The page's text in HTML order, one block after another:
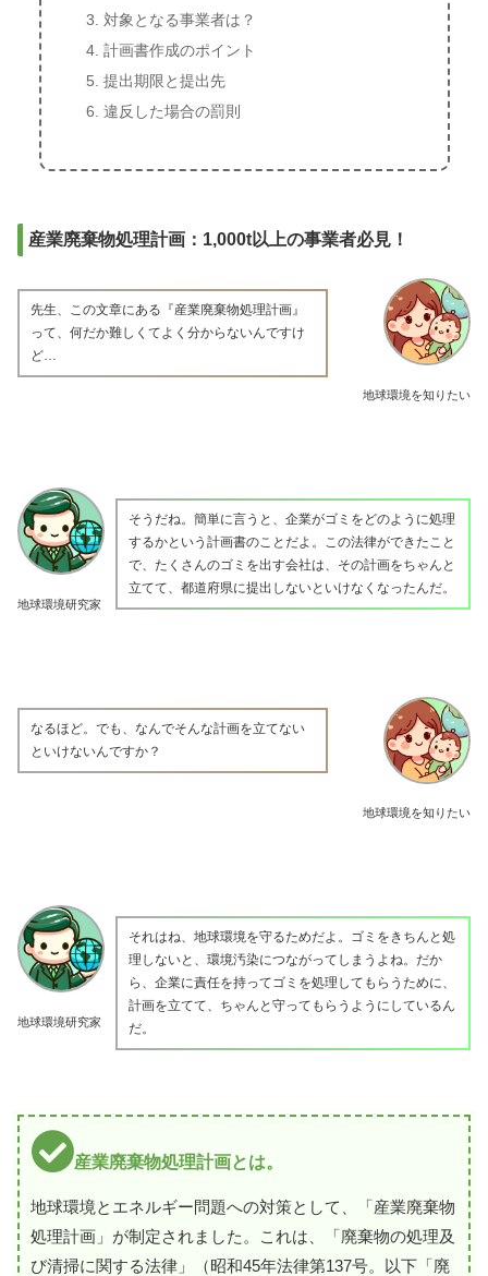
対象となる事業者は？
計画書作成のポイント
提出期限と提出先
違反した場合の罰則
産業廃棄物処理計画：1,000t以上の事業者必見！
地球環境を知りたい
先生、この文章にある『産業廃棄物処理計画』
って、何だか難しくてよく分からないんですけ
ど…
地球環境研究家
そうだね。簡単に言うと、企業がゴミをどのように処理
するかという計画書のことだよ。この法律ができたこと
で、たくさんのゴミを出す会社は、その計画をちゃんと
立てて、都道府県に提出しないといけなくなったんだ。
地球環境を知りたい
なるほど。でも、なんでそんな計画を立てない
といけないんですか？
地球環境研究家
それはね、地球環境を守るためだよ。ゴミをきちんと処
理しないと、環境汚染につながってしまうよね。だか
ら、企業に責任を持ってゴミを処理してもらうために、
計画を立てて、ちゃんと守ってもらうようにしているん
だ。
産業廃棄物処理計画とは。
地球環境とエネルギー問題への対策として、「産業廃棄物
処理計画」が制定されました。これは、「廃棄物の処理及
び清掃に関する法律」（昭和45年法律第137号。以下「廃